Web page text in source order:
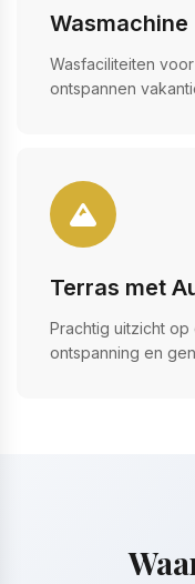
Wasmachine
Wasfaciliteiten
ontspannen
Terras met
Prachtig uitzicht
ontspanning en